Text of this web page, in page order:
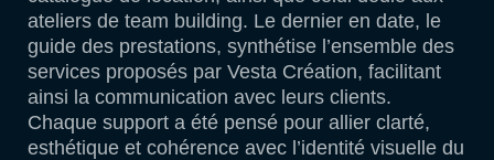
ateliers de team building. Le dernier en date, le
guide des prestations, synthétise l’ensemble des
services proposés par Vesta Création, facilitant
ainsi la communication avec leurs clients.
Chaque support a été pensé pour allier clarté,
esthétique et cohérence avec l’identité visuelle du